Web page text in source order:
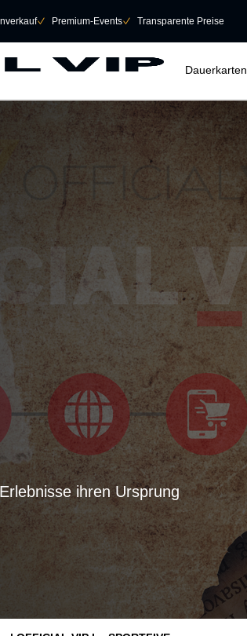
􀆅 Premium-Events􀆅 Transparente Preise
Dauerkarten
ihren Ursprung